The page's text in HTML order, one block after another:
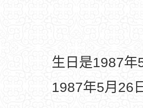
生日是1987年
1987年5月26